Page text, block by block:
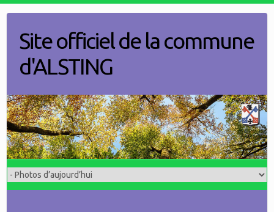
contentSite officiel de la commune
d'ALSTING